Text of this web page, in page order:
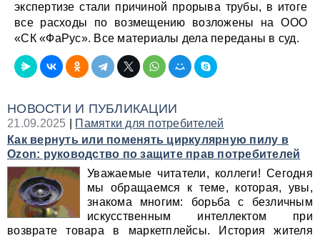
экспертизе стали причиной прорыва трубы, в итоге
все расходы по возмещению возложены на ООО
«СК «ФаРус». Все материалы дела переданы в суд.
НОВОСТИ И ПУБЛИКАЦИИ
21.09.2025
Памятки для потребителей
Как вернуть или поменять циркулярную пилу в
Ozon: руководство по защите прав потребителей
Уважаемые читатели, коллеги! Сегодня
мы обращаемся к теме, которая, увы,
знакома многим: борьба с безличным
искусственным интеллектом при
возврате товара в маркетплейсы. История жителя